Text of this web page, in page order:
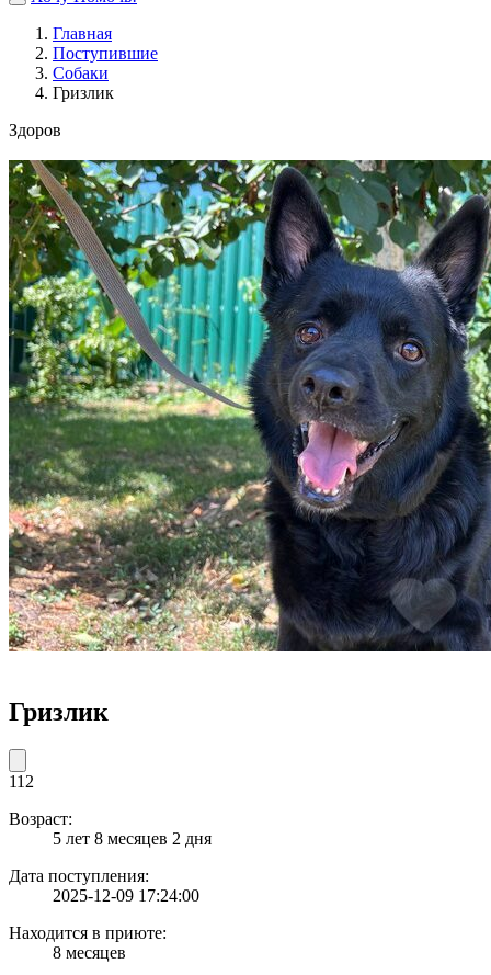
Главная
Поступившие
Собаки
Гризлик
Здоров
Гризлик
112
Возраст:
5 лет 8 месяцев 2 дня
Дата поступления:
2025-12-09 17:24:00
Находится в приюте:
8 месяцев